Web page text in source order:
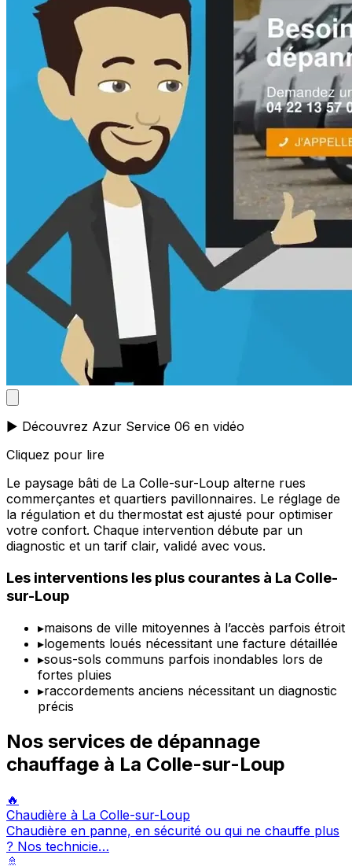
▶️ Découvrez Azur Service 06 en vidéo
Cliquez pour lire
Le paysage bâti de La Colle-sur-Loup alterne rues
commerçantes et quartiers pavillonnaires. Le réglage de
la régulation et du thermostat est ajusté pour optimiser
votre confort. Chaque intervention débute par un
diagnostic et un tarif clair, validé avec vous.
Les interventions les plus courantes à La Colle-
sur-Loup
▸maisons de ville mitoyennes à l’accès parfois étroit
▸logements loués nécessitant une facture détaillée
▸sous-sols communs parfois inondables lors de
fortes pluies
▸raccordements anciens nécessitant un diagnostic
précis
Nos services de dépannage
chauffage à La Colle-sur-Loup
🔥
Chaudière à La Colle-sur-Loup
Chaudière en panne, en sécurité ou qui ne chauffe plus
? Nos technicie…
🚿